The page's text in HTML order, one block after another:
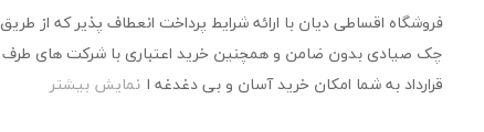
فروشگاه اقساطی دیان با ارائه شرایط پرداخت انعطاف پذیر که از طریق
چک صیادی بدون ضامن و همچنین خرید اعتباری با شرکت های طرف
قرارداد به شما امکان خرید آسان و بی دغدغه ا نمایش بیشتر